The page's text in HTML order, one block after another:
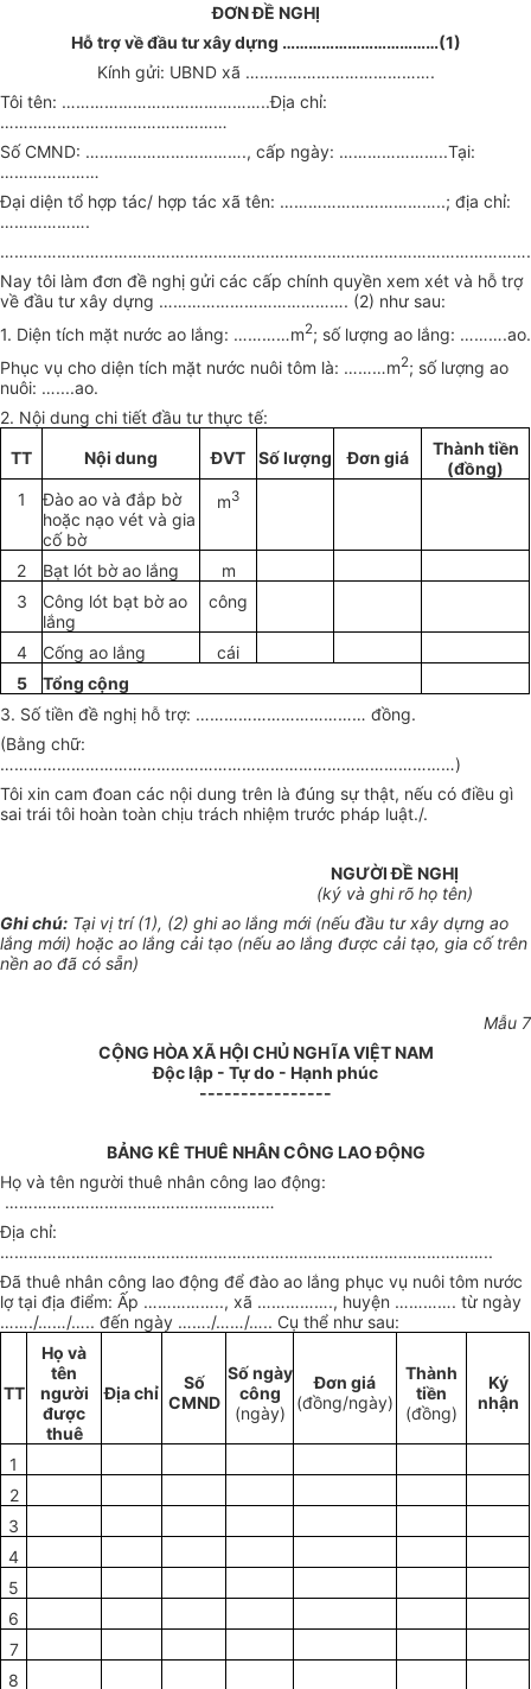
ĐƠN ĐỀ NGHỊ
Hỗ trợ vềđầu tư xây dựng ………………………………(1)
Kính gửi: UBND xã ………………………………….
Tôi tên: ……………………………………..Địa chỉ:
…………………………………………
Số CMND: ……………………………., cấp ngày: …………………..Tại:
…………………
Đại diện tổ hợp tác/ hợp tác xã tên: ……………………………..; địa chỉ:
……………….
Nay tôi làm đơn đề nghị gửi các cấp chính quyền xem xét và hỗ trợ
về đầu tư xây dựng …………………………………. (2) như sau:
1. Diện tích mặt nước ao lắng: …………m2; số lượng ao lắng: ……….ao.
Phục vụ cho diện tích mặt nước nuôi tôm là: ………m2; số lượng ao
nuôi: …....ao.
2. Nội dung chi tiết đầu tư thực tế:
TT
Nội dung ĐVT Sốlượng Đơn giá
Thành tiền
(đồng)
1
Đào ao và đắp bờ
hoặc nạo vét và gia
cố bờ
m3
2 Bạt lót bờ ao lắng
m
3
Công lót bạt bờ ao
lắng
công
4 Cống ao lắng
cái
5
Tổng cộng
3. Số tiền đề nghị hỗ trợ: ……………………………… đồng.
(Bằng chữ:
……………………………………………………………………………………)
Tôi xin cam đoan các nội dung trên là đúng sự thật, nếu có điều gì
sai trái tôi hoàn toàn chịu trách nhiệm trước pháp luật./.
NGƯỜI ĐỀ NGHỊ
(ký và ghi rõ họ tên)
Ghi chú: Tại vị trí (1), (2) ghi ao lắng mới (nếu đầu tư xây dựng ao
lắng mới) hoặc ao lắng cải tạo (nếu ao lắng được cải tạo, gia cố trên
nền ao đã có sẵn)
Mẫu 7
CỘNG HÒA XÃ HỘI CHỦ NGHĨA VIỆT NAM
Độc lập - Tự do - Hạnh phúc
----------------
BẢNG KÊ THUÊ NHÂN CÔNG LAO ĐỘNG
Họ và tên người thuê nhân công lao động:
…………………………………………………
Địa chỉ:
…………………………………………………………………………………………..
Đã thuê nhân công lao động để đào ao lắng phục vụ nuôi tôm nước
lợ tại địa điểm: Ấp …………….., xã ……………., huyện …………. từ ngày
……./……/….. đến ngày ……./……/….. Cụ thể như sau:
TT
Họ và
tên
người
được
thuê
Địa chỉ
Số
CMND
Sốngày
công
(ngày)
Đơn giá
(đồng/ngày)
Thành
tiền
(đồng)
Ký
nhận
1
2
3
4
5
6
7
8